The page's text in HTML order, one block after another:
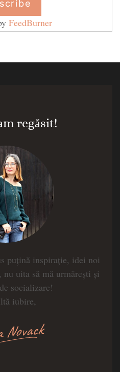
FeedBurner
regăsit!
puțină inspirație, idei noi
uita să mă urmărești și
socializare!
iubire,